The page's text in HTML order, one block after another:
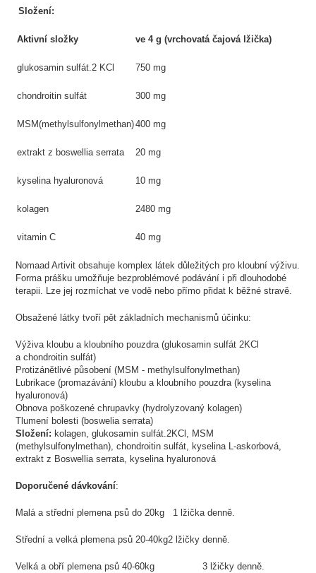
Složení:
Aktivní složky ve 4 g (vrchovatá čajová lžička)
glukosamin sulfát.2 KCl 750 mg
chondroitin sulfát 300 mg
MSM(methylsulfonylmethan)400 mg
extrakt z boswellia serrata 20 mg
kyselina hyaluronová 10 mg
kolagen 2480 mg
vitamin C 40 mg
Nomaad Artivit obsahuje komplex látek důležitých pro kloubní výživu.
Forma prášku umožňuje bezproblémové podávání i při dlouhodobé
terapii. Lze jej rozmíchat ve vodě nebo přímo přidat k běžné stravě.
Obsažené látky tvoří pět základních mechanismů účinku:
Výživa kloubu a kloubního pouzdra (glukosamin sulfát 2KCl
a chondroitin sulfát)
Protizánětlivé působení (MSM - methylsulfonylmethan)
Lubrikace (promazávání) kloubu a kloubního pouzdra (kyselina
hyaluronová)
Obnova poškozené chrupavky (hydrolyzovaný kolagen)
Tlumení bolesti (boswelia serrata)
Složení: kolagen, glukosamin sulfát.2KCl, MSM
(methylsulfonylmethan), chondroitin sulfát, kyselina L-askorbová,
extrakt z Boswellia serrata, kyselina hyaluronová
Doporučené dávkování:
Malá a střední plemena psů do 20kg 1 lžička denně.
Střední a velká plemena psů 20-40kg2 lžičky denně.
Velká a obří plemena psů 40-60kg 3 lžičky denně.